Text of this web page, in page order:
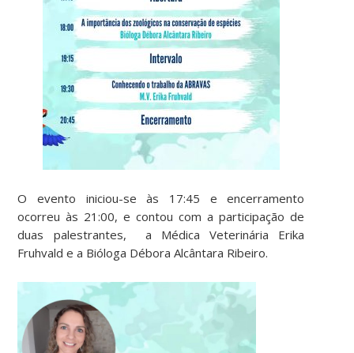
O evento iniciou-se às 17:45 e encerramento
ocorreu às 21:00, e contou com a participação de
duas palestrantes, a Médica Veterinária Erika
Fruhvald e a Bióloga Débora Alcântara Ribeiro.